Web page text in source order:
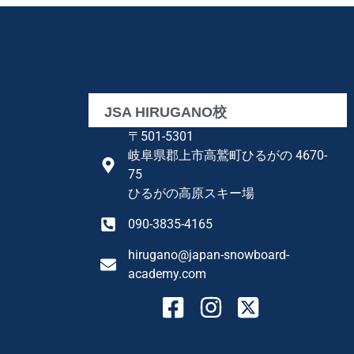
JSA HIRUGANO校
〒501-5301
岐阜県郡上市高鷲町ひるがの 4670-
75
ひるがの高原スキー場
090-3835-4165
hirugano@japan-snowboard-
academy.com